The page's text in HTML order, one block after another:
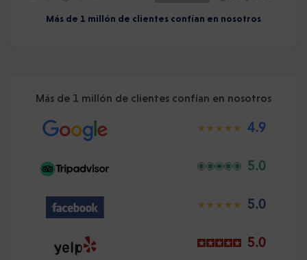
Más de 1 millón de clientes confían en nosotros
Más de 1 millón de clientes confían en nosotros
4.9
5.0
5.0
5.0